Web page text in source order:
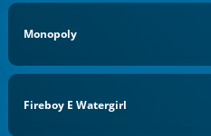
Monopoly
Fireboy E Watergirl